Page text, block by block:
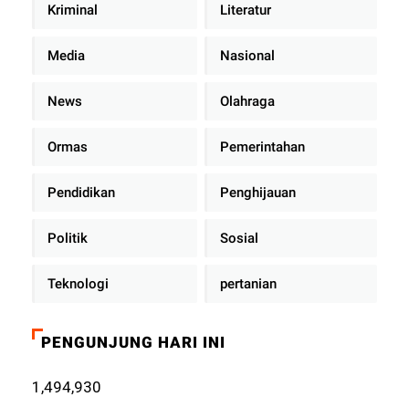
Kriminal Literatur
Media Nasional
News Olahraga
Ormas Pemerintahan
Pendidikan Penghijauan
Politik Sosial
Teknologi pertanian
PENGUNJUNG HARI INI
1,494,930